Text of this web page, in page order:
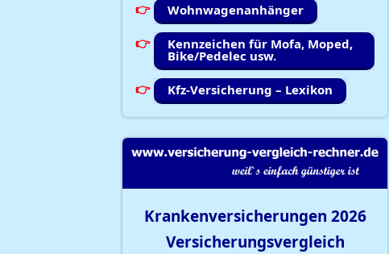
Wohnwagenanhänger
Kennzeichen für Mofa, Moped,
Bike/Pedelec usw.
Kfz-Versicherung – Lexikon
Krankenversicherungen 2026
Versicherungsvergleich